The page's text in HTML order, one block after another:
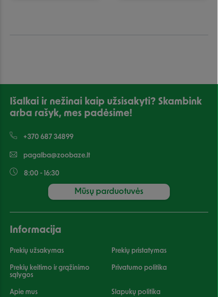
Išalkai ir nežinai kaip užsisakyti? Skambink
arba rašyk, mes padėsime!
+370 687 34899
pagalba@zoobaze.lt
8:00 - 16:30
Mūsų parduotuvės
Informacija
Prekių užsakymas Prekių pristatymas
Prekių keitimo ir grąžinimo
sąlygos
Privatumo politika
Apie mus Slapukų politika